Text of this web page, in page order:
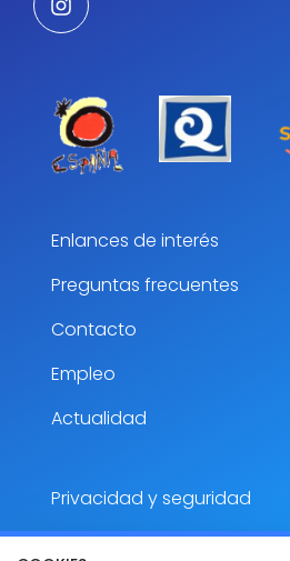
Enlances de interés
Preguntas frecuentes
Contacto
Empleo
Actualidad
Privacidad y seguridad
Aviso Legal